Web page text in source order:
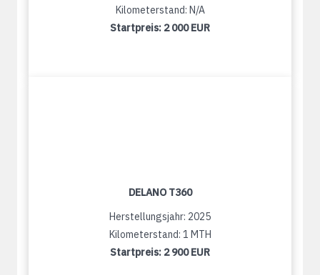
Kilometerstand: N/A
Startpreis: 2 000 EUR
DELANO T360
Herstellungsjahr: 2025
Kilometerstand: 1 MTH
Startpreis: 2 900 EUR